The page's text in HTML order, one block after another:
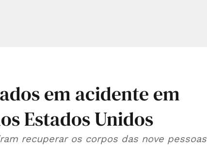
em acidente em
Estados Unidos
recuperar os corpos das nove pessoas